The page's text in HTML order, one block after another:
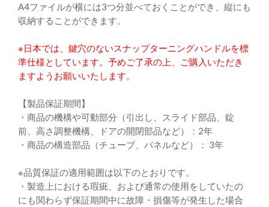
A4ファイルが横には3つ分並べておくことができ、縦にも
収納することができます。
※日本では、鍵穴のないスナップターニングハンドルを標
準仕様としています。予めご了承の上、ご購入いただき
ますようお願いいたします。
【製品保証期間】
・商品の機構や可動部分（引出し、スライド部品、錠
前、高さ調整機構、ドアの開閉部品など）：2年
・商品の構造部品（チューブ、パネルなど）： 3年
※品質保証の適用範囲は以下のとおりです。
・製造上における瑕疵、および通常の使用をしていたの
にも関わらず保証期間中に故障・損傷等が発生した場合